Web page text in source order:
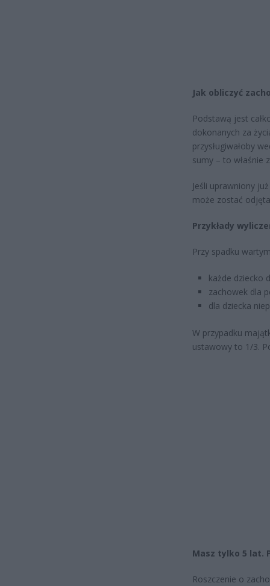
Jak obliczyć
Podstawą jest
dokonanych za
przysługiwałoby
sumy – to właśnie
Jeśli uprawniony
może zostać
Przykłady
Przy spadku
każde dziecko
zachowek dla
dla dziecka
W przypadku
ustawowy to 1/3.
Masz tylko 5 lat.
Roszczenie o